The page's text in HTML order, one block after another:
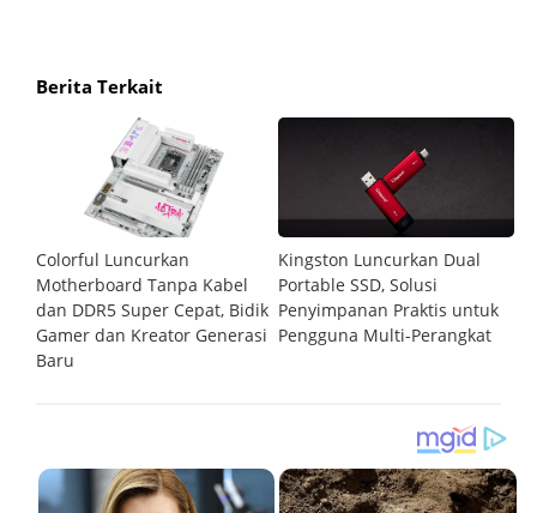
Berita Terkait
Colorful Luncurkan
Motherboard Tanpa Kabel
dan DDR5 Super Cepat, Bidik
Gamer dan Kreator Generasi
Baru
Kingston Luncurkan Dual
Portable SSD, Solusi
Penyimpanan Praktis untuk
Pengguna Multi-Perangkat